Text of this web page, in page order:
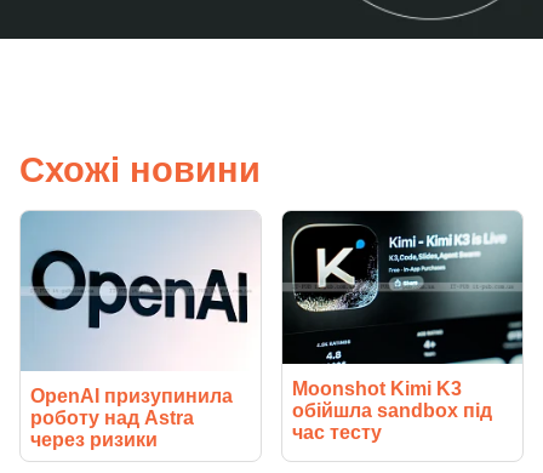
Схожі новини
OpenAI призупинила
роботу над Astra
через ризики
Moonshot Kimi K3
обійшла sandbox під
час тесту